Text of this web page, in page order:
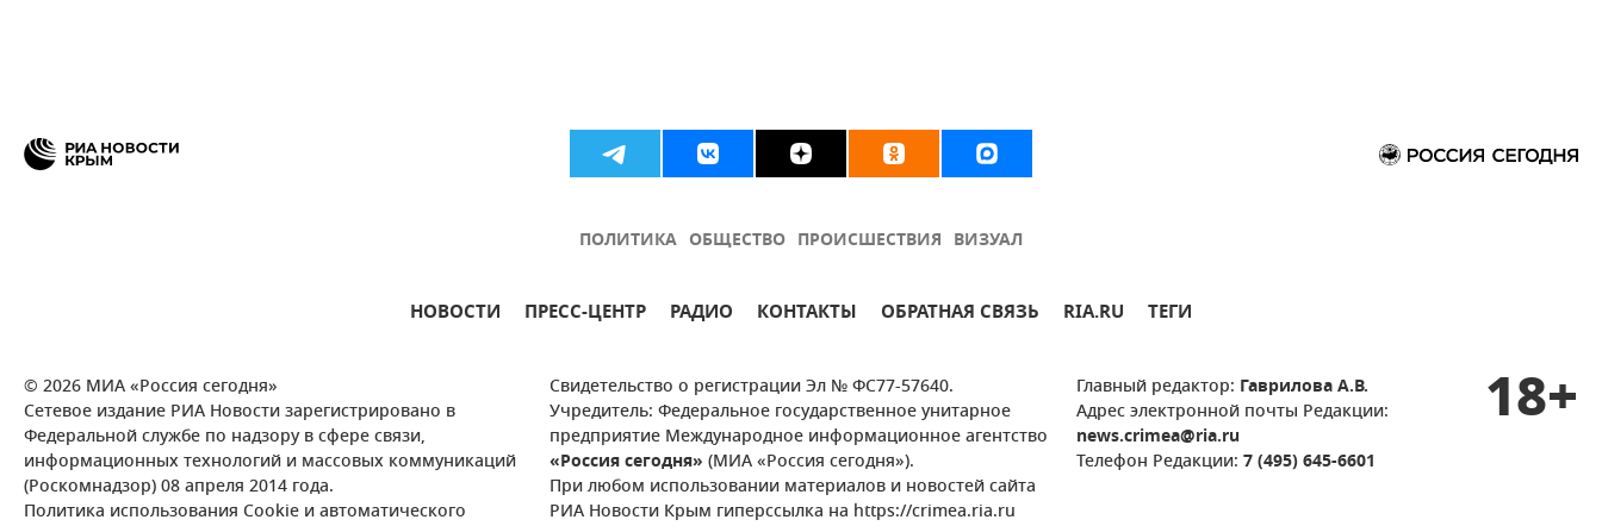
ПОЛИТИКА ОБЩЕСТВО ПРОИСШЕСТВИЯ ВИЗУАЛ
НОВОСТИ ПРЕСС-ЦЕНТР РАДИО КОНТАКТЫ ОБРАТНАЯ СВЯЗЬ RIA.RU ТЕГИ
© 2026 МИА «Россия сегодня»
Сетевое издание РИА Новости зарегистрировано в
Федеральной службе по надзору в сфере связи,
информационных технологий и массовых коммуникаций
(Роскомнадзор) 08 апреля 2014 года.
Политика использования Cookie и автоматического
Свидетельство о регистрации Эл № ФС77-57640.
Учредитель: Федеральное государственное унитарное
предприятие Международное информационное агентство
«Россия сегодня» (МИА «Россия сегодня»).
При любом использовании материалов и новостей сайта
РИА Новости Крым гиперссылка на https://crimea.ria.ru
Главный редактор: Гаврилова А.В.
Адрес электронной почты Редакции:
news.crimea@ria.ru
Телефон Редакции: 7 (495) 645-6601
18+